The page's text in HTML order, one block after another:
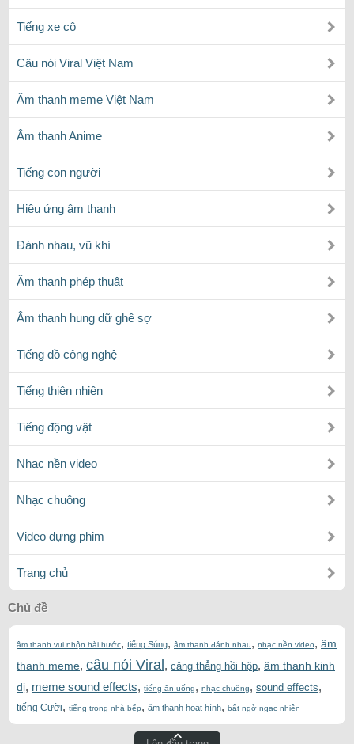
Tiếng xe cộ
Câu nói Viral Việt Nam
Âm thanh meme Việt Nam
Âm thanh Anime
Tiếng con người
Hiệu ứng âm thanh
Đánh nhau, vũ khí
Âm thanh phép thuật
Âm thanh hung dữ ghê sợ
Tiếng đồ công nghệ
Tiếng thiên nhiên
Tiếng động vật
Nhạc nền video
Nhạc chuông
Video dựng phim
Trang chủ
Chủ đề
âm thanh vui nhộn hài hước, tiếng Súng, âm thanh đánh nhau, nhạc nền video, âm
thanh meme, câu nói Viral , căng thẳng hồi hộp, âm thanh kinh
dị, meme sound effects, tiếng ăn uống, nhạc chuông, sound effects,
tiếng Cười, tiếng trong nhà bếp, âm thanh hoạt hình, bất ngờ ngạc nhiên